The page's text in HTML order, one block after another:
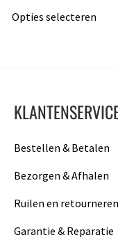
Opties selecteren
Bestellen & Betalen
Bezorgen & Afhalen
Ruilen en retourneren
Garantie & Reparatie